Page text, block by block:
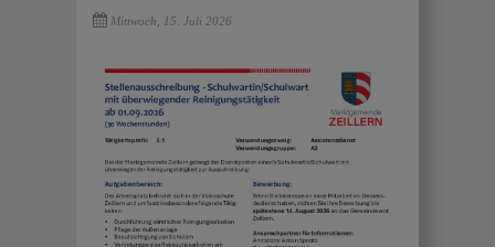
Mittwoch, 15. Juli 2026